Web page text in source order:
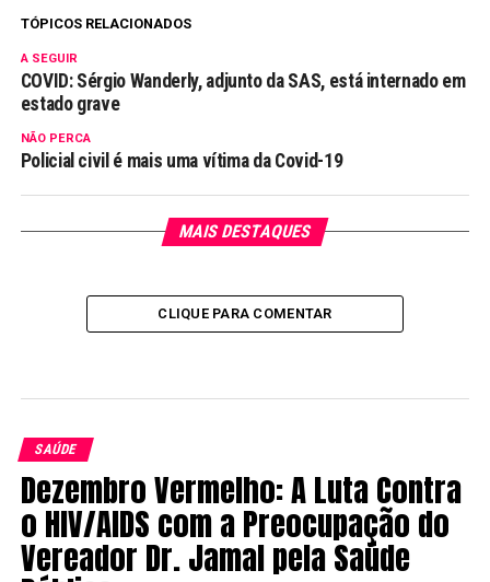
TÓPICOS RELACIONADOS
A SEGUIR
COVID: Sérgio Wanderly, adjunto da SAS, está internado em
estado grave
NÃO PERCA
Policial civil é mais uma vítima da Covid-19
MAIS DESTAQUES
CLIQUE PARA COMENTAR
SAÚDE
Dezembro Vermelho: A Luta Contra
o HIV/AIDS com a Preocupação do
Vereador Dr. Jamal pela Saúde